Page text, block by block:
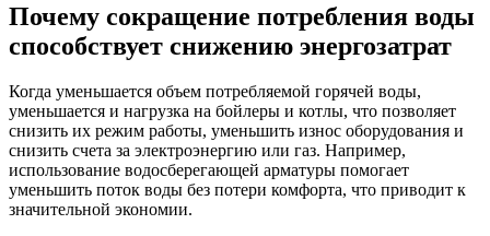
Почему сокращение потребления воды
способствует снижению энергозатрат
Когда уменьшается объем потребляемой горячей воды,
уменьшается и нагрузка на бойлеры и котлы, что позволяет
снизить их режим работы, уменьшить износ оборудования и
снизить счета за электроэнергию или газ. Например,
использование водосберегающей арматуры помогает
уменьшить поток воды без потери комфорта, что приводит к
значительной экономии.